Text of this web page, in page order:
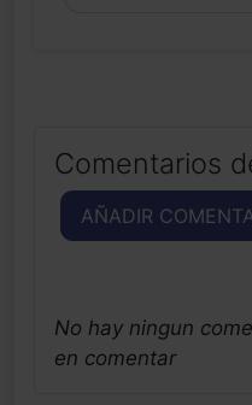
Comentarios
AÑADIR
No hay ningun
en comentar